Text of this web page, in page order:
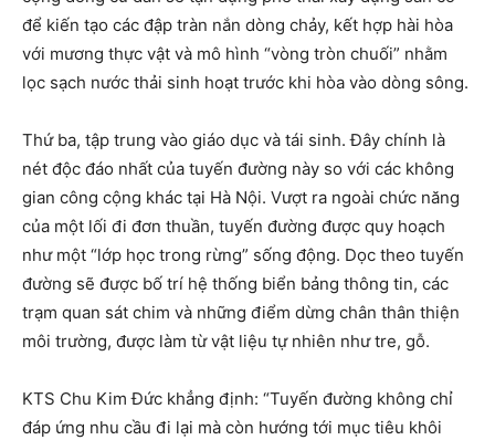
để kiến tạo các đập tràn nắn dòng chảy, kết hợp hài hòa
với mương thực vật và mô hình “vòng tròn chuối” nhằm
lọc sạch nước thải sinh hoạt trước khi hòa vào dòng sông.
Thứ ba, tập trung vào giáo dục và tái sinh. Đây chính là
nét độc đáo nhất của tuyến đường này so với các không
gian công cộng khác tại Hà Nội. Vượt ra ngoài chức năng
của một lối đi đơn thuần, tuyến đường được quy hoạch
như một “lớp học trong rừng” sống động. Dọc theo tuyến
đường sẽ được bố trí hệ thống biển bảng thông tin, các
trạm quan sát chim và những điểm dừng chân thân thiện
môi trường, được làm từ vật liệu tự nhiên như tre, gỗ.
KTS Chu Kim Đức khẳng định: “Tuyến đường không chỉ
đáp ứng nhu cầu đi lại mà còn hướng tới mục tiêu khôi